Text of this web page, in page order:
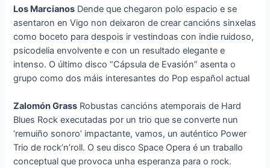
Los Marcianos Dende que chegaron polo espacio e se
asentaron en Vigo non deixaron de crear cancións sinxelas
como boceto para despois ir vestindoas con indie ruidoso,
psicodelia envolvente e con un resultado elegante e
intenso. O último disco “Cápsula de Evasión” asenta o
grupo como dos máis interesantes do Pop español actual
Zalomón Grass Robustas cancións atemporais de Hard
Blues Rock executadas por un trio que se converte nun
‘remuiño sonoro’ impactante, vamos, un auténtico Power
Trio de rock’n’roll. O seu disco Space Opera é un traballo
conceptual que provoca unha esperanza para o rock.